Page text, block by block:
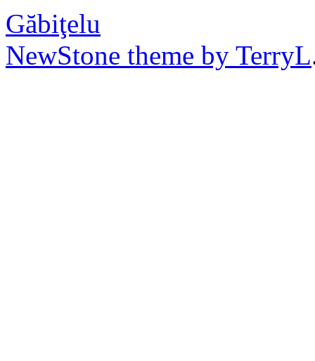
Găbiţelu
NewStone theme by TerryL